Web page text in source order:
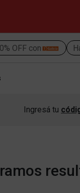
OFF con
Ingresá tu